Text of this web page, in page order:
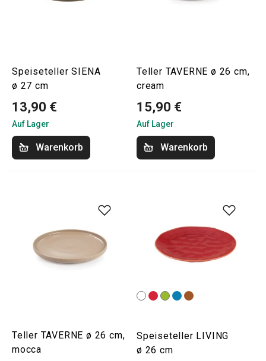
Speiseteller SIENA
ø 27 cm
13,90 €
Auf Lager
Warenkorb
Teller TAVERNE ø 26 cm,
cream
15,90 €
Auf Lager
Warenkorb
Teller TAVERNE ø 26 cm,
mocca
Speiseteller LIVING
ø 26 cm